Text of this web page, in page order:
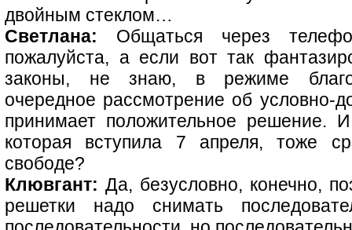
двойным стеклом…
Светлана: Общаться через
пожалуйста, а если вот так
законы, не знаю, в режиме
очередное рассмотрение об условно-
принимает положительное решение.
которая вступила 7 апреля, тоже
свободе?
Клювгант: Да, безусловно, конечно,
решетки надо снимать